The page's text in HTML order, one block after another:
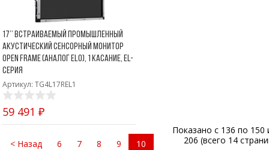
17’’ Встраиваемый промышленный
акустический сенсорный монитор
Open Frame (аналог ELO), 1 касание, EL-
серия
Артикул: TG4L17REL1
59 491 ₽
< Назад 6 7 8 9
10
Показано с 136 по 150
206 (всего 14